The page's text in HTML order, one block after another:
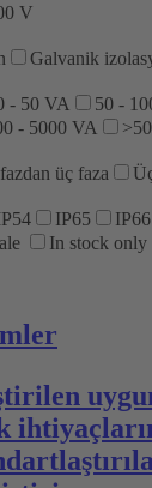
V
Galvanik
- 50 VA 50 -
- 5000 VA
üç faza
IP65 IP66
In stock only